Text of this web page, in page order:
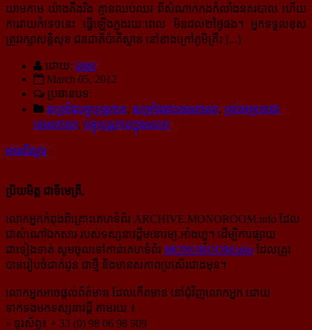
យាមកាម យ៉ាងតឹងរឹង គ្មានឈប់ឈរ ពីសំណាក់កងកំលាំងនគរបាល ហើយ
ការវាយកំទេចនេះ ធ្វើឡើងក្នុងរយៈពេល មិនដល់២ថ្ងៃផង។ អ្នកទទួលខុស
ត្រូវរក្សាសន្តិសុខ ជនជាតិប៉ាគីស្ថាន នៅខាងក្រៅភូមិគ្រឹះ [...]
ដោយ: បុរស
March 05, 2012
ប្រធានបទ:
សម្រាំងបច្ចុប្បន្នភាព, សម្រាំងជាខេមរភាសា, គ្រប់អត្ថបទជា
ខេមរភាសា, បច្ចុប្បន្នភាពក្នុងលោក
អានពិស្ដារ
ប្រិយមិត្ត ជាទីមេត្រី,
លោកអ្នកកំពុងពិគ្រោះគេហទំព័រ ARCHIVE.MONOROOM.info ដែល
ជាសំណៅឯកសារ របស់ទស្សនាវដ្ដីមនោរម្យ.អាំងហ្វូ។ ដើម្បីការផ្សាយ
ជាទៀងទាត់ សូមចូលទៅកាន់​គេហទំព័រ MONOROOM.info ដែលត្រូវ
បានរៀបចំដាក់ជូន ជាថ្មី និងមានសភាពប្រសើរជាងមុន។
លោកអ្នកអាចផ្ដល់ព័ត៌មាន ដែលកើតមាន នៅជុំវិញលោកអ្នក ដោយ
ទាក់ទងមកទស្សនាវដ្ដី តាមរយៈ៖
» ទូរស័ព្ទ៖ + 33 (0) 98 06 98 909